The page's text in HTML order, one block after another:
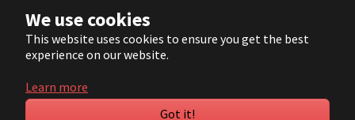
We use cookies
This website uses cookies to ensure you get the best
experience on our website.
Learn more
Got it!
FR
EN
DE
© 2022 ARVI |Contact